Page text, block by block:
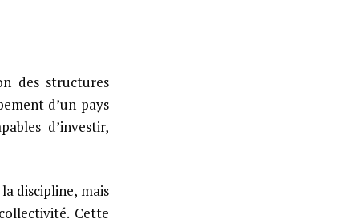
des structures
d’un pays
d’investir,
discipline, mais
Cette